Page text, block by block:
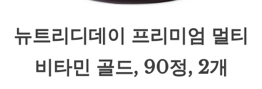
뉴트리디데이 프리미엄 멀티
비타민 골드, 90정, 2개